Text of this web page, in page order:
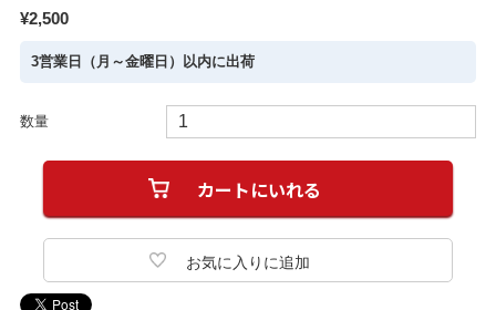
¥2,500
3営業日（月～金曜日）以内に出荷
数量